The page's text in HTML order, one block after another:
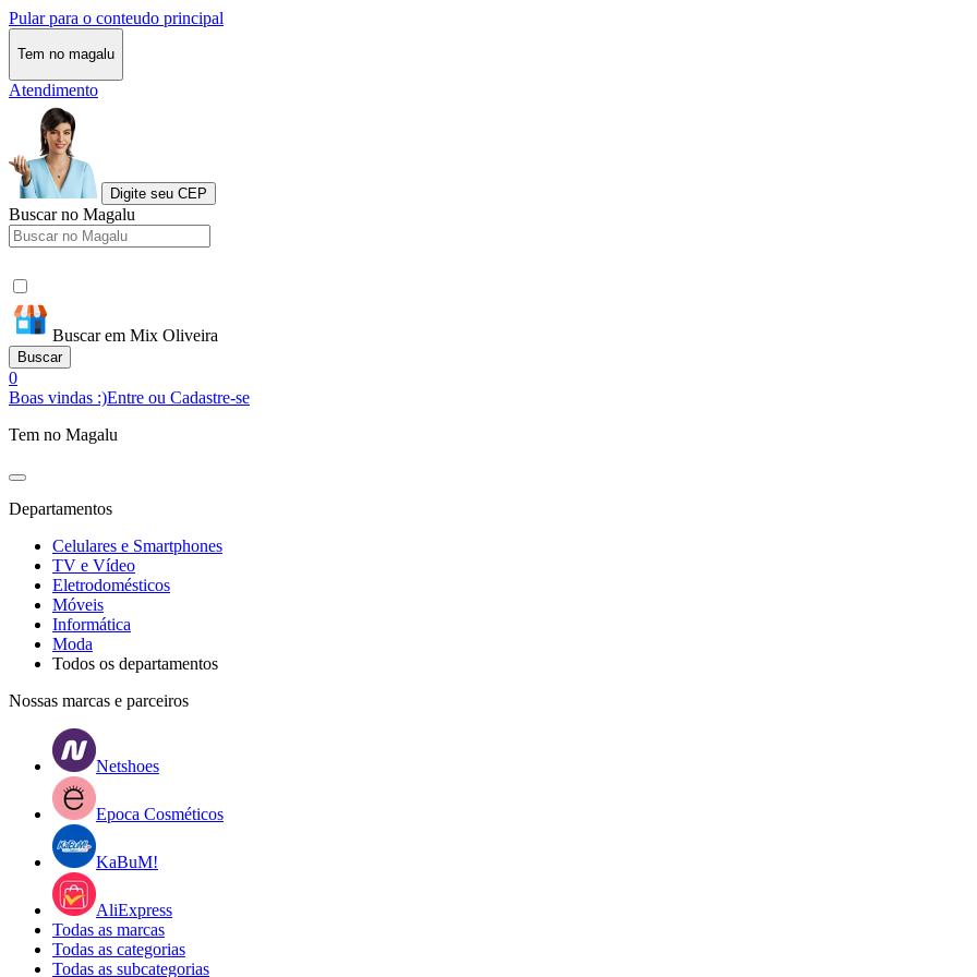
Pular para o conteudo principal
Tem no magalu
Atendimento
Digite seu CEP
Buscar no Magalu
Buscar em Mix Oliveira
Buscar
0
Boas vindas :)Entre ou Cadastre-se
Tem no Magalu
Departamentos
Celulares e Smartphones
TV e Vídeo
Eletrodomésticos
Móveis
Informática
Moda
Todos os departamentos
Nossas marcas e parceiros
Netshoes
Epoca Cosméticos
KaBuM!
AliExpress
Todas as marcas
Todas as categorias
Todas as subcategorias